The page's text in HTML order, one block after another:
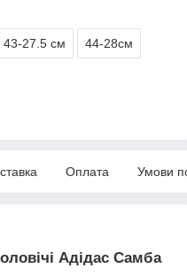
43-27.5 см 44-28см
Оплата Умови
Адідас Самба